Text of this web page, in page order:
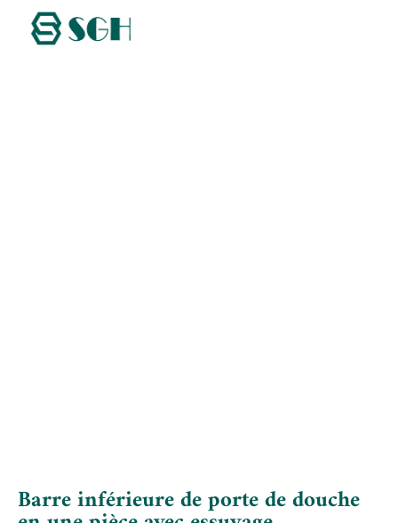
Barre inférieure de porte de douche